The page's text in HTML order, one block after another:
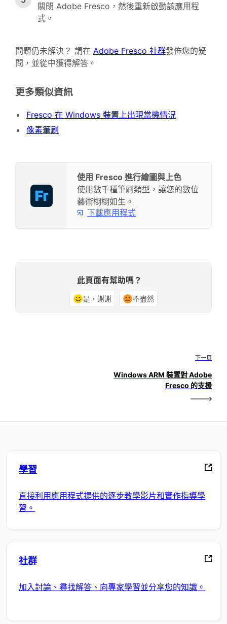
關閉 Adobe Fresco，然後重新啟動該應用程
式。
問題仍未解決？ 請在 Adobe Fresco 社群發佈您的疑
問，並從中獲得解答。
更多類似資訊
Fresco 在 Windows 裝置上出現當機情況
像素筆刷
使用 Fresco 進行繪圖與上色
使用數千種筆刷類型，讓您的數位
藝術栩栩如生。
下載應用程式
此頁面有幫助嗎？
是，謝謝 不盡然
下一頁
Windows ARM 裝置對 Adobe
Fresco 的支援
學習
直接利用應用程式提供的逐步教學影片和實作指導學
習。
社群
加入討論、尋找解答、向專家學習並分享您的知識。